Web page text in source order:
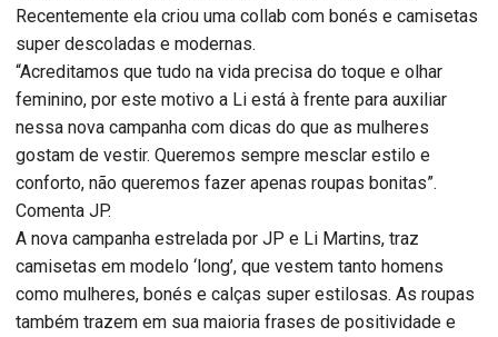
Recentemente ela criou uma collab com bonés e camisetas
super descoladas e modernas.
“Acreditamos que tudo na vida precisa do toque e olhar
feminino, por este motivo a Li está à frente para auxiliar
nessa nova campanha com dicas do que as mulheres
gostam de vestir. Queremos sempre mesclar estilo e
conforto, não queremos fazer apenas roupas bonitas”.
Comenta JP.
A nova campanha estrelada por JP e Li Martins, traz
camisetas em modelo ‘long’, que vestem tanto homens
como mulheres, bonés e calças super estilosas. As roupas
também trazem em sua maioria frases de positividade e